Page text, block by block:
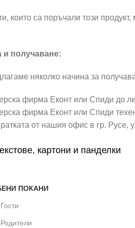
които са поръчали този продукт,
и получаване:
няколко начина за
фирма Еконт или Спиди до
фирма Еконт или Спиди
от нашия офис в гр. Русе,
картони и панделки
ПОКАНИ